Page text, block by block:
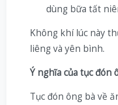
dùng bữa tất
Không khí lúc này
liêng và yên bình.
Ý nghĩa của tục đón
Tục đón ông bà về